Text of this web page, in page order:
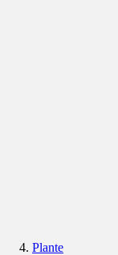
Plante